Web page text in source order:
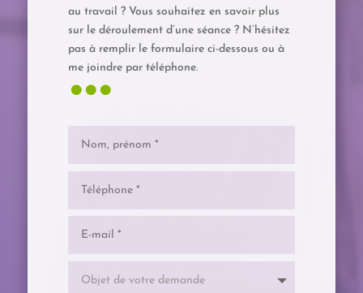
au travail ? Vous souhaitez en savoir plus
sur le déroulement d’une séance ? N’hésitez
pas à remplir le formulaire ci-dessous ou à
me joindre par téléphone.
…